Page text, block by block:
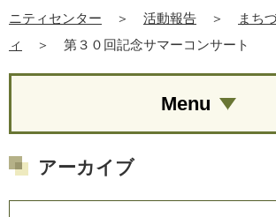
ニティセンター
＞ 活動報告 ＞
まち
ィ
＞ 第３０回記念サマーコンサート
Menu
アーカイブ